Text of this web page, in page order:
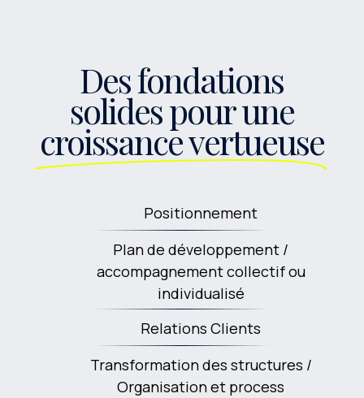
Des fondations
solides pour une
croissance vertueuse
Positionnement
Plan de développement /
accompagnement collectif ou
individualisé
Relations Clients
Transformation des structures /
Organisation et process